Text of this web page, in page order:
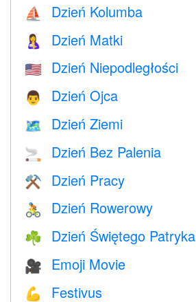
⛵️ Dzień Kolumba
🤱 Dzień Matki
🇺🇸 Dzień Niepodległości
👨 Dzień Ojca
🗺️ Dzień Ziemi
🚬 Dzień Bez Palenia
⚒️ Dzień Pracy
🚴 Dzień Rowerowy
☘️ Dzień Świętego Patryka
🎥 Emoji Movie
💪 Festivus